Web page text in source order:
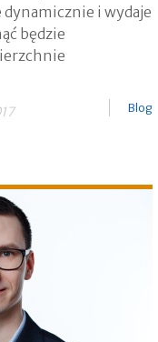
i wydaje
będzie
Blog